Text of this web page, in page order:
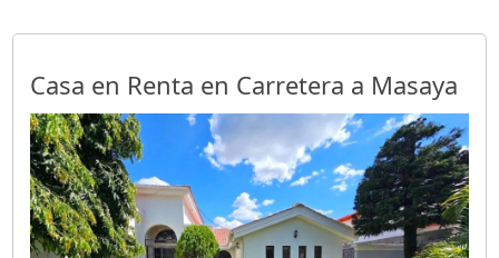
Casa en Renta en Carretera a Masaya